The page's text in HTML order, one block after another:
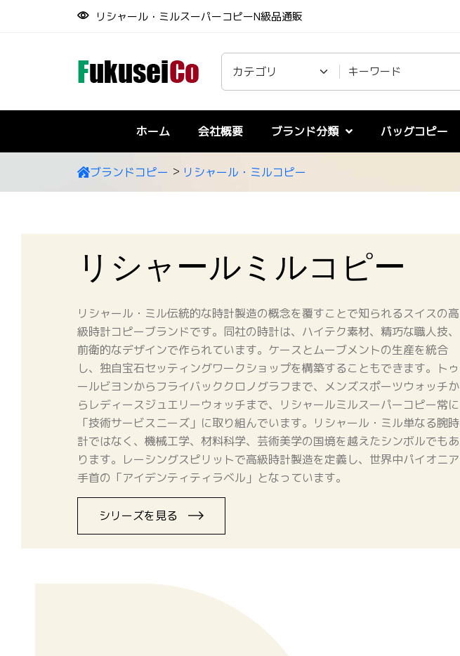
リシャール・ミルスーパーコピーN級品通販
ホーム 会社概要 ブランド分類 バッグコピー
ブランドコピー リシャール・ミルコピー
リシャールミルコピー
リシャール・ミル伝統的な時計製造の概念を覆すことで知られるスイスの高
級時計コピーブランドです。同社の時計は、ハイテク素材、精巧な職人技、
前衛的なデザインで作られています。ケースとムーブメントの生産を統合
し、独自宝石セッティングワークショップを構築することもできます。トゥ
ールビヨンからフライバッククロノグラフまで、メンズスポーツウォッチか
らレディースジュエリーウォッチまで、リシャールミルスーパーコピー常に
「技術サービスニーズ」に取り組んでいます。リシャール・ミル単なる腕時
計ではなく、機械工学、材料科学、芸術美学の国境を越えたシンボルでもあ
ります。レーシングスピリットで高級時計製造を定義し、世界中パイオニア
手首の「アイデンティティラベル」となっています。
シリーズを見る